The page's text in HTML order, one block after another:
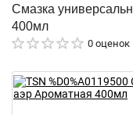
Смазка
400мл
0 оценок